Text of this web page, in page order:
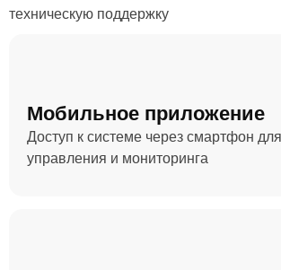
техническую поддержку
Мобильное приложение
Доступ к системе через смартфон
управления и мониторинга